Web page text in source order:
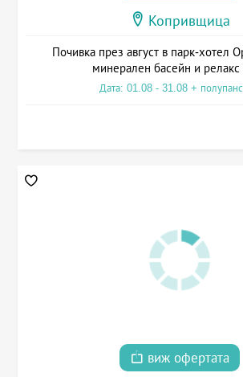
Копривщица
Почивка през август в парк-хотел
минерален басейн и релакс
Дата: 01.08 - 31.08 +
виж офертата